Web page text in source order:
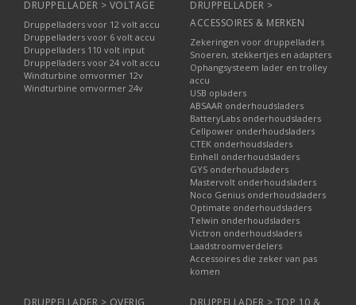
DRUPPELLADER > VOLTAGE
Druppelladers voor 12 volt accu
Druppelladers voor 6 volt accu
Druppelladers 110 volt input
Druppelladers voor 24 volt accu
Windturbine omvormer 12v
Windturbine omvormer 24v
DRUPPELLADER >
ACCESSOIRES & MERKEN
Zekeringen voor druppelladers
Snoeren, stekkertjes en adapters
Ophangsysteem lader en trolley
accu
USB opladers
ABSAAR onderhoudsladers
BatteryLabs onderhoudsladers
Cellpower onderhoudsladers
CTEK onderhoudsladers
Einhell onderhoudsladers
GYS onderhoudsladers
Mastervolt onderhoudsladers
Noco Genius onderhoudsladers
Optimate onderhoudsladers
Telwin onderhoudsladers
Victron onderhoudsladers
Laadstroomverdelers
Accessoires die zeker van pas
komen
DRUPPELLADER > OVERIG
DRUPPELLADER > TOP 10 &